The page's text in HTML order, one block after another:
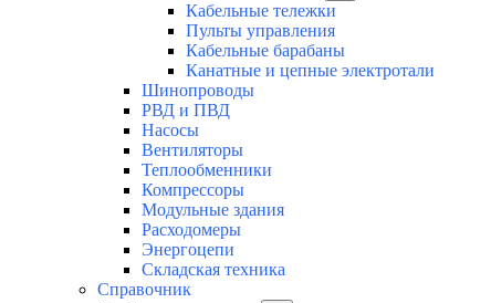
Кабельные тележки
Пульты управления
Кабельные барабаны
Канатные и цепные электротали
Шинопроводы
РВД и ПВД
Насосы
Вентиляторы
Теплообменники
Компрессоры
Модульные здания
Расходомеры
Энергоцепи
Складская техника
Справочник